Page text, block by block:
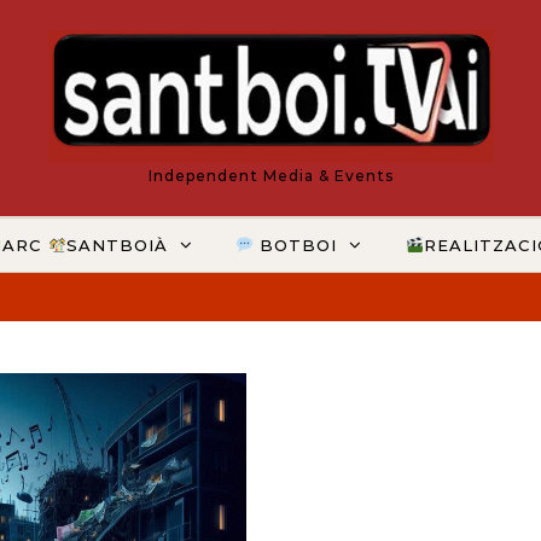
Independent Media & Events
SANTBOIÀ BOTBOI